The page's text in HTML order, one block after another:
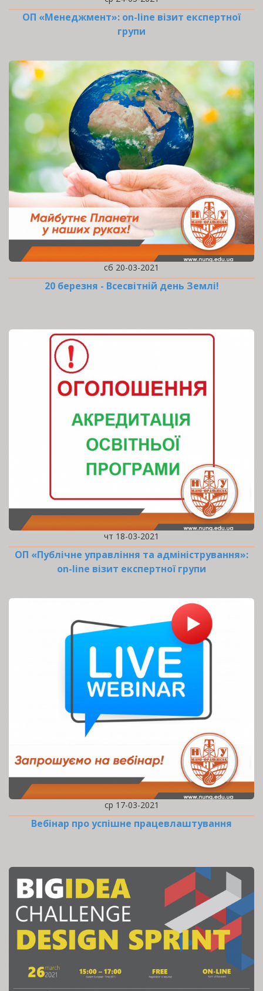
ОП «Менеджмент»: оn-line візит експертної
групи
сб 20-03-2021
20 березня - Всесвітній день Землі!
чт 18-03-2021
ОП «Публічне управління та адміністрування»:
оn-line візит експертної групи
ср 17-03-2021
Вебінар про успішне працевлаштування